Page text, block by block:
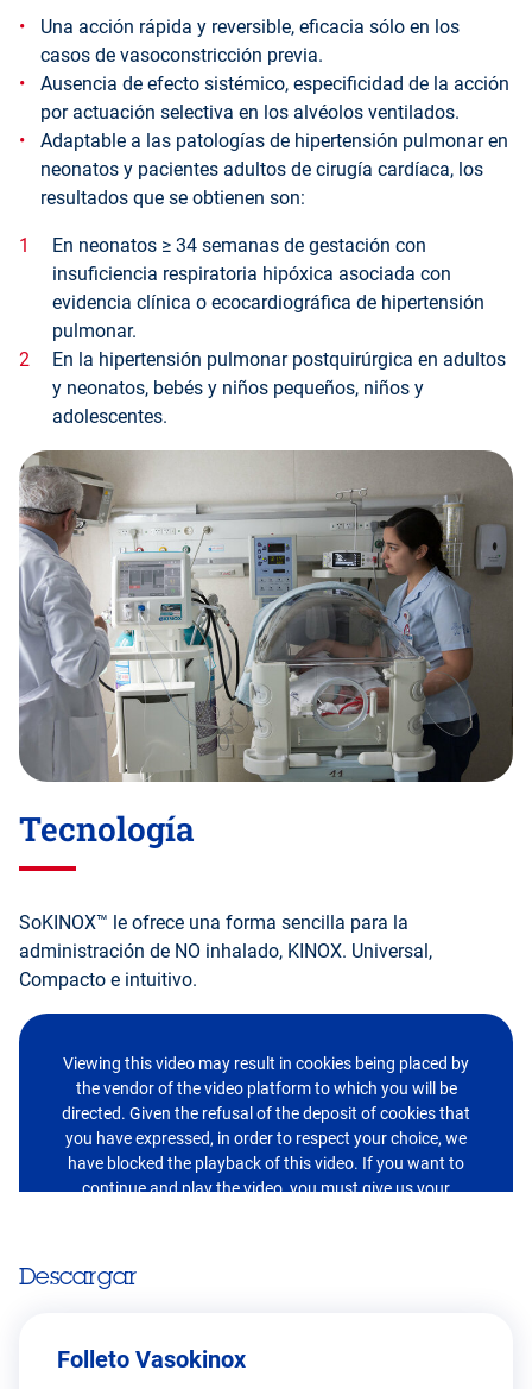
Una acción rápida y reversible, eﬁcacia sólo en los
casos de vasoconstricción previa.
Ausencia de efecto sistémico, especificidad de la acción
por actuación selectiva en los alvéolos ventilados.
Adaptable a las patologías de hipertensión pulmonar en
neonatos y pacientes adultos de cirugía cardíaca, los
resultados que se obtienen son:
En neonatos ≥ 34 semanas de gestación con
insuficiencia respiratoria hipóxica asociada con
evidencia clínica o ecocardiográfica de hipertensión
pulmonar.
En la hipertensión pulmonar postquirúrgica en adultos
y neonatos, bebés y niños pequeños, niños y
adolescentes.
Tecnología
SoKINOX™ le ofrece una forma sencilla para la
administración de NO inhalado, KINOX. Universal,
Compacto e intuitivo.
Viewing this video may result in cookies being placed by
the vendor of the video platform to which you will be
directed. Given the refusal of the deposit of cookies that
you have expressed, in order to respect your choice, we
have blocked the playback of this video. If you want to
continue and play the video, you must give us your
Descargar
Folleto Vasokinox